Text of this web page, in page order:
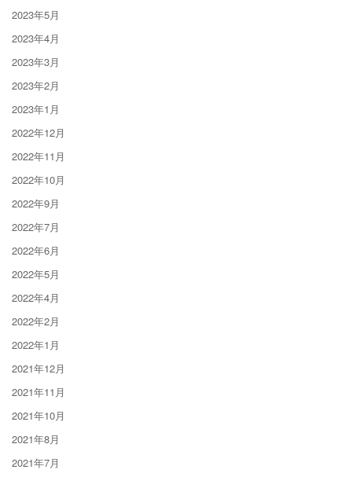
2023年5月
2023年4月
2023年3月
2023年2月
2023年1月
2022年12月
2022年11月
2022年10月
2022年9月
2022年7月
2022年6月
2022年5月
2022年4月
2022年2月
2022年1月
2021年12月
2021年11月
2021年10月
2021年8月
2021年7月